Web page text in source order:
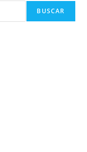
BUSCAR